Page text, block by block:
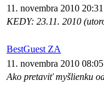
11. novembra 2010 20:31
KEDY: 23.11. 2010
BestGuest ZA
11. novembra 2010 08:05
Ako pretaviť myšlienku